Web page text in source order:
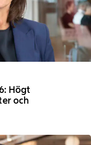
Högt
och